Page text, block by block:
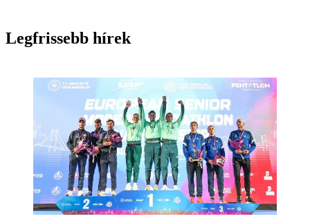
Legfrissebb hírek